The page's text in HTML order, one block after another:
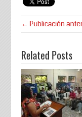
← Publicación
Related Posts